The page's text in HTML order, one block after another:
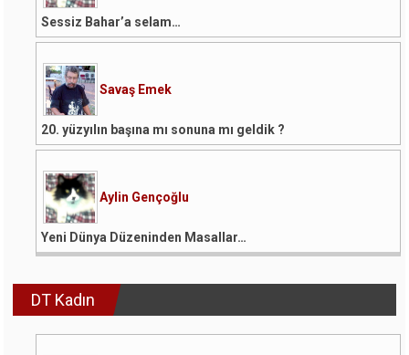
Sessiz Bahar’a selam…
Savaş Emek
20. yüzyılın başına mı sonuna mı geldik ?
Aylin Gençoğlu
Yeni Dünya Düzeninden Masallar…
DT Kadın